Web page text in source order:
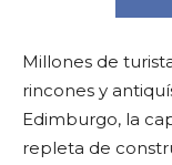
Millones de
rincones y
Edimburgo, la
repleta de